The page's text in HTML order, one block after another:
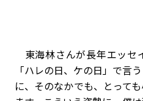
東海林さんが長年エッセ
「ハレの日、ケの日」で言
に、そのなかでも、とって